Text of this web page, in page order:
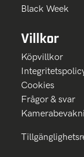
Black Week
Villkor
Köpvillkor
Cookies
Frågor & svar